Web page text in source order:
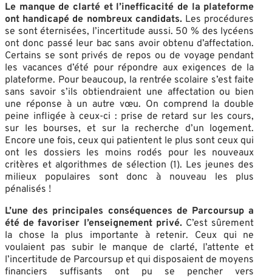
Le manque de clarté et l’inefficacité de la plateforme
ont handicapé de nombreux candidats.Les procédures
se sont éternisées, l’incertitude aussi. 50 % des lycéens
ont donc passé leur bac sans avoir obtenu d’affectation.
Certains se sont privés de repos ou de voyage pendant
les vacances d’été pour répondre aux exigences de la
plateforme. Pour beaucoup, la rentrée scolaire s’est faite
sans savoir s’ils obtiendraient une affectation ou bien
une réponse à un autre vœu. On comprend la double
peine infligée à ceux-ci : prise de retard sur les cours,
sur les bourses, et sur la recherche d’un logement.
Encore une fois, ceux qui patientent le plus sont ceux qui
ont les dossiers les moins rodés pour les nouveaux
critères et algorithmes de sélection (1). Les jeunes des
milieux populaires sont donc à nouveau les plus
pénalisés !
L’une des principales conséquences de Parcoursup a
été de favoriser l’enseignement privé.C’est sûrement
la chose la plus importante à retenir. Ceux qui ne
voulaient pas subir le manque de clarté, l’attente et
l’incertitude de Parcoursup et qui disposaient de moyens
financiers suffisants ont pu se pencher vers